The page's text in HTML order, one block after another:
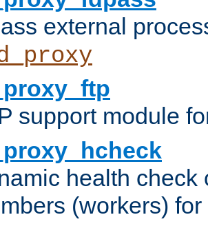
external
support module
health check
(workers) for